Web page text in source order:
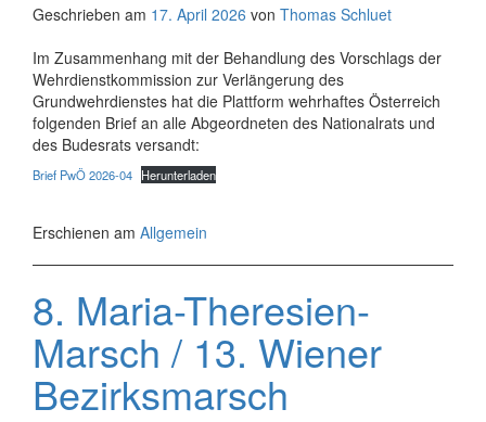
Geschrieben am 17. April 2026 von Thomas Schluet
Im Zusammenhang mit der Behandlung des Vorschlags der
Wehrdienstkommission zur Verlängerung des
Grundwehrdienstes hat die Plattform wehrhaftes Österreich
folgenden Brief an alle Abgeordneten des Nationalrats und
des Budesrats versandt:
Brief PwÖ 2026-04 Herunterladen
Erschienen am Allgemein
8. Maria-Theresien-
Marsch / 13. Wiener
Bezirksmarsch